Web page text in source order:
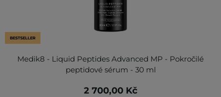
BESTSELLER
Medik8 - Liquid Peptides Advanced MP - Pokročilé
peptidové sérum - 30 ml
2 700,00 Kč